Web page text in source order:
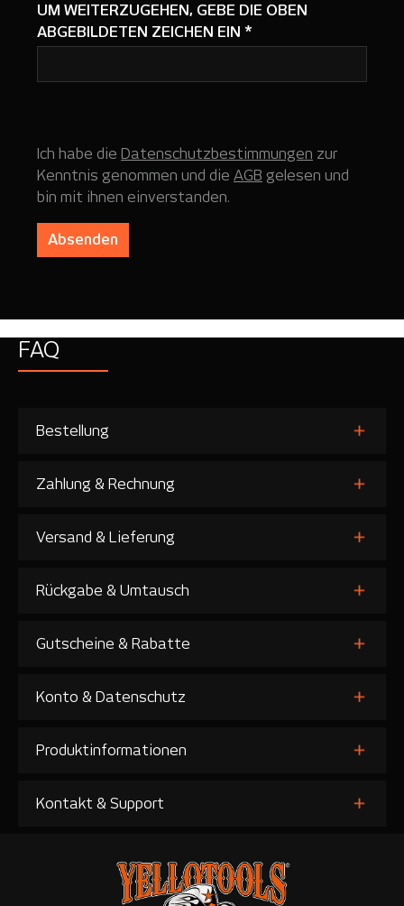
UM WEITERZUGEHEN, GEBE DIE OBEN
ABGEBILDETEN ZEICHEN EIN *
Ich habe die Datenschutzbestimmungen zur
Kenntnis genommen und die AGB gelesen und
bin mit ihnen einverstanden.
Absenden
FAQ
Bestellung
Zahlung & Rechnung
Versand & Lieferung
Rückgabe & Umtausch
Gutscheine & Rabatte
Konto & Datenschutz
Produktinformationen
Kontakt & Support